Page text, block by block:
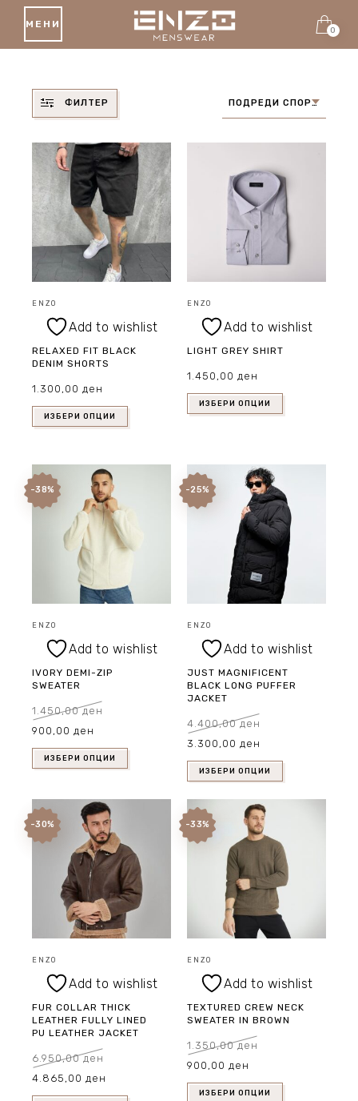
МЕНИ
0
ФИЛТЕР ПОДРЕДИ СПОРЕД ПОСЛЕДНИ ПРОДУКТИ
ENZO
Add to wishlist
RELAXED FIT BLACK
DENIM SHORTS
1.300,00 ден
ИЗБЕРИ ОПЦИИ
ENZO
Add to wishlist
LIGHT GREY SHIRT
1.450,00 ден
ИЗБЕРИ ОПЦИИ
-38%
ENZO
Add to wishlist
IVORY DEMI-ZIP
SWEATER
1.450,00ден
Original
price
was:
1.450,00 ден.
900,00 ден
900,00 ден.
ИЗБЕРИ ОПЦИИ
-25%
ENZO
Add to wishlist
JUST MAGNIFICENT
BLACK LONG PUFFER
JACKET
4.400,00ден
Original
price
4.400,00 ден.
3.300,00 ден
3.300,00 ден.
ИЗБЕРИ ОПЦИИ
-30%
ENZO
Add to wishlist
FUR COLLAR THICK
LEATHER FULLY LINED
PU LEATHER JACKET
6.950,00ден
Original
price
6.950,00 ден.
4.865,00 ден
4.865,00 ден.
-33%
ENZO
Add to wishlist
TEXTURED CREW NECK
SWEATER IN BROWN
1.350,00ден
Original
price
was:
1.350,00 ден.
900,00 ден
900,00 ден.
ИЗБЕРИ ОПЦИИ